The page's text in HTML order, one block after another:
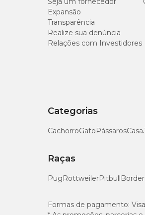
Cloridrato de Lidocaína: 2g;
Excipientes q.s.p.: 100g.
* Equivalente a
para cães com peso até
Em gatos: pingar 3 gotas
Informações sobre a duração
Expansão
Transparência
Realize sua denúncia
Relações com Investidores
Categorias
CachorroGatoPássarosCasa
Raças
PugRottweilerPitbull
Formas de pagamento: